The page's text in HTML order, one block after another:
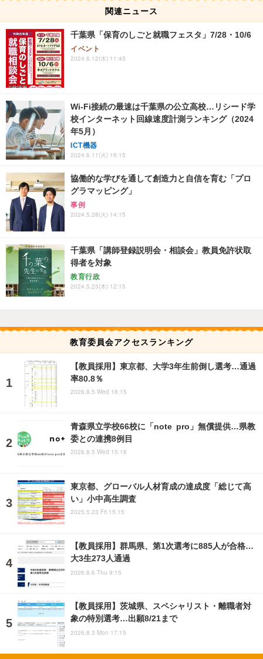
関連ニュース
千葉県「保育のしごと就職フェスタ」7/28・10/6
イベント
2024.6.12(水) 11:45
Wi-Fi接続の最速は千葉県の公立高校…リシード学
校インターネット回線速度計測ランキング（2024
年5月）
ICT機器
2024.6.11(火) 16:15
協働的な学びを通して創造力と自信を育む「プロ
グラマッピング」
事例
2024.5.28(火) 14:15
千葉県「講師登録説明会・相談会」教員免許状取
得者を対象
教育行政
2024.5.23(木) 12:15
教育委員会アクセスランキング
【教員採用】東京都、大学3年生前倒し選考…通過
率80.8％
2026.8.5 Wed 18:15
青森県立学校66校に「note pro」無償提供…県教
委との連携8例目
2026.8.5 Wed 15:18
東京都、グローバル人材育成の達成度「総じて高
い」小中高生調査
2025.5.23 Fri 15:15
【教員採用】群馬県、第1次選考に885人が合格…
大3生273人通過
2026.8.6 Thu 9:15
【教員採用】茨城県、スペシャリスト・離職者対
象の特別選考…出願8/21まで
2026.8.3 Mon 17:15